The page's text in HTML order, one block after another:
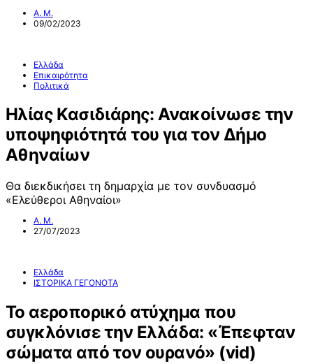
Α. Μ.
09/02/2023
Ελλάδα
Επικαιρότητα
Πολιτικά
Ηλίας Κασιδιάρης: Ανακοίνωσε την
υποψηφιότητά του για τον Δήμο
Αθηναίων
Θα διεκδικήσει τη δημαρχία με τον συνδυασμό
«Ελεύθεροι Αθηναίοι»
Α. Μ.
27/07/2023
Ελλάδα
ΙΣΤΟΡΙΚΑ ΓΕΓΟΝΟΤΑ
Το αεροπορικό ατύχημα που
συγκλόνισε την Ελλάδα: «Έπεφταν
σώματα από τον ουρανό» (vid)